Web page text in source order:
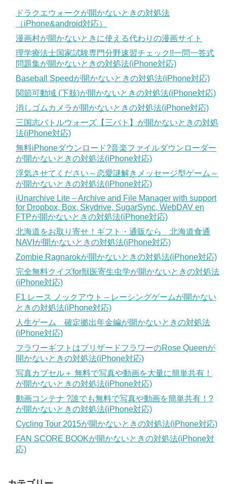
ドラクエウォークが開かないときの対処法
（iPhone&android対応）
漫画村が開かないときに使える代わりの漫画サイト
理学療法士国家試験専門分野速習チェック!!一問一答式
問題集が開かないときの対処法(iPhone対応)
Baseball Speedが開かないときの対処法(iPhone対応)
関節可動域 (下肢)が開かないときの対処法(iPhone対応)
消しゴムカメラが開かないときの対処法(iPhone対応)
三国志バトルウォーズ【三バト】が開かないときの対処
法(iPhone対応)
無料iPhoneダウンロード?音楽ファイルダウンローダー
が開かないときの対処法(iPhone対応)
浮気させてください～恋愛謎解きメッセージ型ゲーム～
が開かないときの対処法(iPhone対応)
iUnarchive Lite – Archive and File Manager with support
for Dropbox, Box, Skydrive, SugarSync, WebDAV en
FTPが開かないときの対処法(iPhone対応)
北海道をお取り寄せ！ギフト・通販なら 北海道食通
NAVIが開かないときの対処法(iPhone対応)
Zombie Ragnarokが開かないときの対処法(iPhone対応)
完全無料クイズfor獣医寄生虫学が開かないときの対処法
(iPhone対応)
F1 レース ノックアウト – レーシングゲームが開かない
ときの対処法(iPhone対応)
人生ゲーム 確定拠出年金編が開かないときの対処法
(iPhone対応)
フラワーギフトはプリザードフラワーのRose Queenが
開かないときの対処法(iPhone対応)
写真カプセル＋ 無料で写真や動画を大量に簡単共有！
が開かないときの対処法(iPhone対応)
動画コンテナ ?誰でも無料で写真や動画を簡単共有！?
が開かないときの対処法(iPhone対応)
Cycling Tour 2015が開かないときの対処法(iPhone対応)
FAN SCORE BOOKが開かないときの対処法(iPhone対
応)